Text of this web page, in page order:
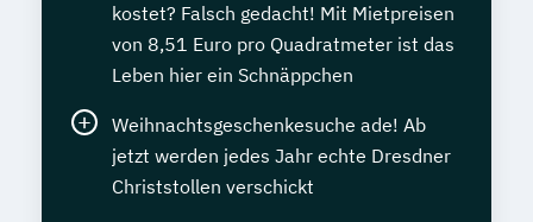
kostet? Falsch gedacht! Mit Mietpreisen
von 8,51 Euro pro Quadratmeter ist das
Leben hier ein Schnäppchen
Weihnachtsgeschenkesuche ade! Ab
jetzt werden jedes Jahr echte Dresdner
Christstollen verschickt